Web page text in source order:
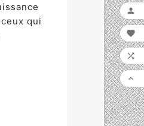
qui



